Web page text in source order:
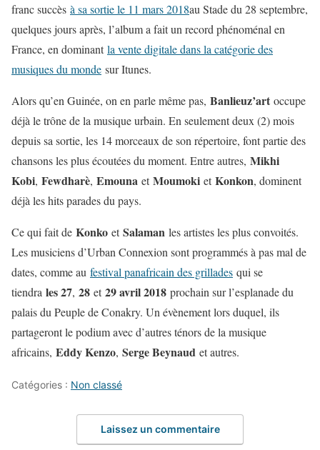
franc succès à sa sortie le 11 mars 2018au Stade du 28 septembre,
quelques jours après, l’album a fait un record phénoménal en
France, en dominantla vente digitale dans la catégorie des
musiques du monde sur Itunes.
Alors qu’en Guinée, on en parle même pas, Banlieuz’art occupe
déjà le trône de la musique urbain. En seulement deux (2) mois
depuis sa sortie, les 14 morceaux de son répertoire, font partie des
chansons les plus écoutées du moment. Entre autres, Mikhi
Kobi, Fewdharè, Emouna etMoumoki etKonkon, dominent
déjà les hits parades du pays.
Ce qui fait de Konko etSalaman les artistes les plus convoités.
Les musiciens d’Urban Connexion sont programmés à pas mal de
dates, comme au festival panafricain des grillades qui se
tiendra les 27, 28 et29 avril 2018 prochain sur l’esplanade du
palais du Peuple de Conakry. Un évènement lors duquel, ils
partageront le podium avec d’autres ténors de la musique
africains, Eddy Kenzo, Serge Beynaud et autres.
Catégories : Non classé
Laissez un commentaire